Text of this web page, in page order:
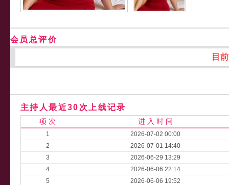
会员总评价
目
主持人最近30次上线记录
项 次 进 入 时 间
1
2026-07-02 00:00
2
2026-07-01 14:40
3
2026-06-29 13:29
4
2026-06-06 22:14
5
2026-06-06 19:52